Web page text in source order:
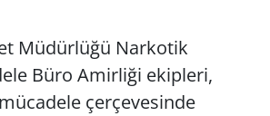
Müdürlüğü Narkotik
Büro Amirliği ekipleri,
çerçevesinde